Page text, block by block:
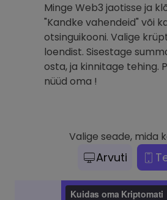
Minge Web3 jaotisse ja
"Kandke vahendeid" või
otsinguikooni. Valige
loendist. Sisestage
osta, ja kinnitage tehing.
nüüd oma !
Valige seade, mida
Arvuti